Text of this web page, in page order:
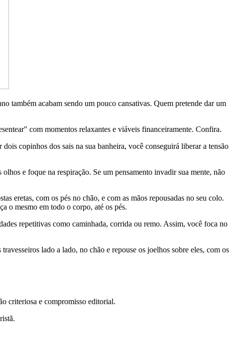
também acabam sendo um pouco cansativas. Quem pretende dar um
com momentos relaxantes e viáveis financeiramente. Confira.
copinhos dos sais na sua banheira, você conseguirá liberar a tensão
e foque na respiração. Se um pensamento invadir sua mente, não
eretas, com os pés no chão, e com as mãos repousadas no seu colo.
o mesmo em todo o corpo, até os pés.
repetitivas como caminhada, corrida ou remo. Assim, você foca no
lado a lado, no chão e repouse os joelhos sobre eles, com os
criteriosa e compromisso editorial.